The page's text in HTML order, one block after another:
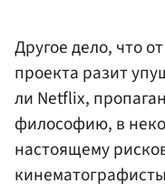
Другое дело, что
проекта разит
ли Netflix,
философию, в
настоящему